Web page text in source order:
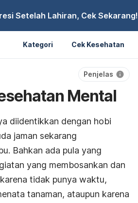
Setelah Lahiran, Cek Sekarang!
Kategori Cek Kesehatan
Penjelas
Mental
diidentikkan dengan hobi
jaman sekarang
Bahkan ada pula yang
yang membosankan dan
tidak punya waktu,
tanaman, ataupun karena